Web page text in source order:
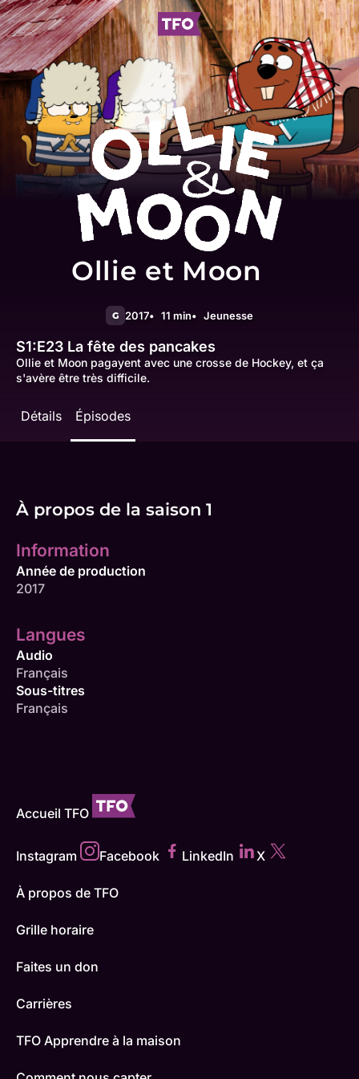
Ollie et Moon
G 2017 11 min Jeunesse
S1:E23 La fête des pancakes
Ollie et Moon pagayent avec une crosse de Hockey, et ça
s'avère être très difficile.
Détails Épisodes
À propos de la saison 1
Information
Année de production
2017
Langues
Audio
Français
Sous-titres
Français
Accueil TFO
Instagram Facebook LinkedIn X
À propos de TFO
Grille horaire
Faites un don
Carrières
TFO Apprendre à la maison